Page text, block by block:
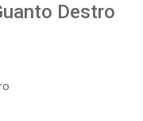
Destro